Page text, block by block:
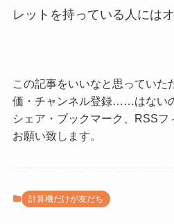
レットを持っている人には
この記事をいいなと思っていた
価・チャンネル登録……はない
シェア・ブックマーク、RSSフ
お願い致します。
計算機だけが友だち